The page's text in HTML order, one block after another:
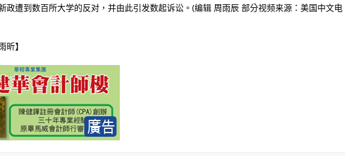
政遭到数百所大学的反对，并由此引发数起诉讼。(编辑 周雨辰 部分视频来源：美国中文电
昕】